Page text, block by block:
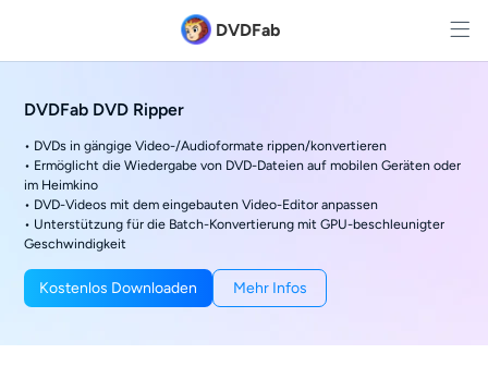
DVDFab
DVDFab DVD Ripper
• DVDs in gängige Video-/Audioformate rippen/konvertieren
• Ermöglicht die Wiedergabe von DVD-Dateien auf mobilen Geräten oder
im Heimkino
• DVD-Videos mit dem eingebauten Video-Editor anpassen
• Unterstützung für die Batch-Konvertierung mit GPU-beschleunigter
Geschwindigkeit
Kostenlos Downloaden Mehr Infos